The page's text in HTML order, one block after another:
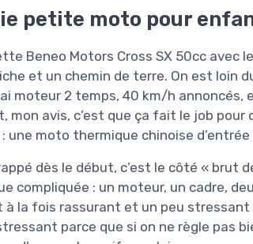
petite moto pour
Beneo Motors Cross SX 50cc avec
et un chemin de terre. On est loin
moteur 2 temps, 40 km/h
mon avis, c’est que ça fait le job
: une moto thermique chinoise
dès le début, c’est le côté « brut
compliquée : un moteur, un cadre,
à la fois rassurant et un peu
parce que si on ne règle pas